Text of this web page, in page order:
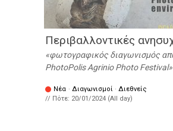
Περιβαλλοντικές
φωτογραφικός διαγωνισμός
PhotoPolis Agrinio Photo Festival
Νέα · Διαγωνισμοί · Διεθνείς
// Πότε: 20/01/2024 (All day)